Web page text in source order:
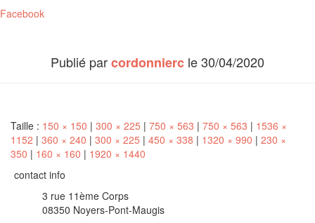
Facebook
Publié parcordonnierc le30/04/2020
Taille : 150 × 150 | 300 × 225 | 750 × 563 | 750 × 563 | 1536 ×
1152 | 360 × 240 | 300 × 225 | 450 × 338 | 1320 × 990 | 230 ×
350 | 160 × 160 | 1920 × 1440
contact info
3 rue 11ème Corps
08350 Noyers-Pont-Maugis